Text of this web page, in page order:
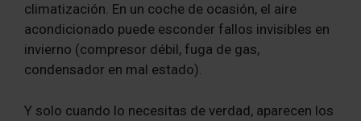
climatización. En un coche de ocasión, el aire
acondicionado puede esconder fallos invisibles en
invierno (compresor débil, fuga de gas,
condensador en mal estado).
Y solo cuando lo necesitas de verdad, aparecen los